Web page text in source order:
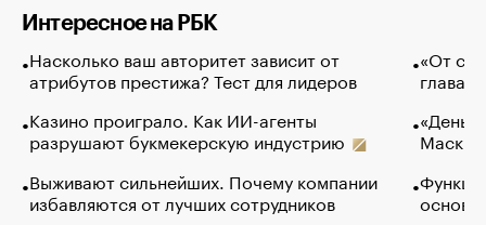
Интересное на РБК
Насколько ваш авторитет зависит от
атрибутов престижа? Тест для лидеров
Казино проиграло. Как ИИ-агенты
разрушают букмекерскую индустрию
Выживают сильнейших. Почему компании
избавляются от лучших сотрудников
«От
глава
Маск в
основ